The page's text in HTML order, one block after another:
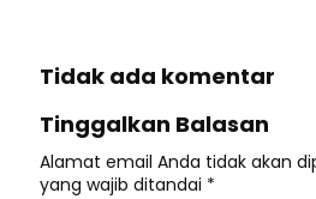
Tidak ada komentar
Tinggalkan Balasan
Alamat email Anda tidak akan
yang wajib ditandai *